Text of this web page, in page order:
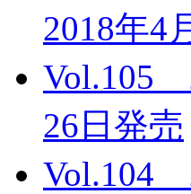
2018年4
Vol.105
26日発売
Vol.104